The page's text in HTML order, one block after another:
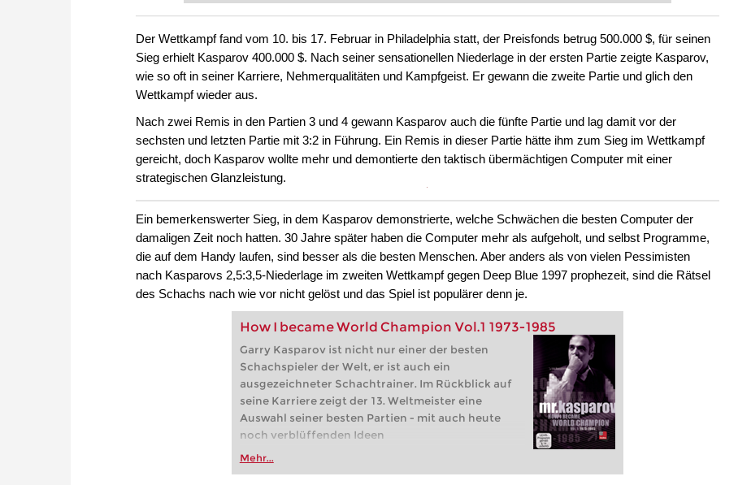
zuvor.
Der Wettkampf fand vom 10. bis 17. Februar in Philadelphia statt, der Preisfonds betrug 500.000 $, für seinen
Sieg erhielt Kasparov 400.000 $. Nach seiner sensationellen Niederlage in der ersten Partie zeigte Kasparov,
wie so oft in seiner Karriere, Nehmerqualitäten und Kampfgeist. Er gewann die zweite Partie und glich den
Wettkampf wieder aus.
Nach zwei Remis in den Partien 3 und 4 gewann Kasparov auch die fünfte Partie und lag damit vor der
sechsten und letzten Partie mit 3:2 in Führung. Ein Remis in dieser Partie hätte ihm zum Sieg im Wettkampf
gereicht, doch Kasparov wollte mehr und demontierte den taktisch übermächtigen Computer mit einer
strategischen Glanzleistung.
Ein bemerkenswerter Sieg, in dem Kasparov demonstrierte, welche Schwächen die besten Computer der
damaligen Zeit noch hatten. 30 Jahre später haben die Computer mehr als aufgeholt, und selbst Programme,
die auf dem Handy laufen, sind besser als die besten Menschen. Aber anders als von vielen Pessimisten
nach Kasparovs 2,5:3,5-Niederlage im zweiten Wettkampf gegen Deep Blue 1997 prophezeit, sind die Rätsel
des Schachs nach wie vor nicht gelöst und das Spiel ist populärer denn je.
How I became World Champion Vol.1 1973-1985
Garry Kasparov ist nicht nur einer der besten
Schachspieler der Welt, er ist auch ein
ausgezeichneter Schachtrainer. Im Rückblick auf
seine Karriere zeigt der 13. Weltmeister eine
Auswahl seiner besten Partien - mit auch heute
noch verblüffenden Ideen
Mehr...